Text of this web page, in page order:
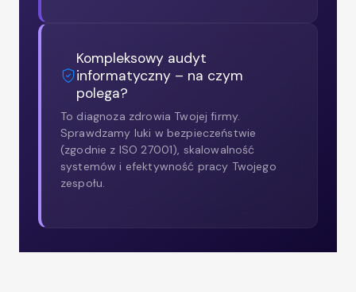
Kompleksowy audyt
informatyczny – na czym
polega?
To diagnoza zdrowia Twojej firmy.
Sprawdzamy luki w bezpieczeństwie
(zgodnie z ISO 27001), skalowalność
systemów i efektywność pracy Twojego
zespołu.